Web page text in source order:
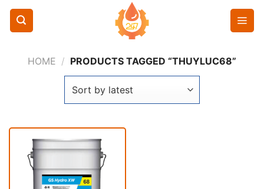
Chuyển
nội
HOME / PRODUCTS TAGGED “THUYLUC68”